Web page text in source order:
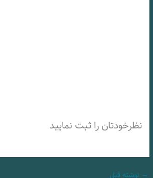
نظرخودتان را ثبت نمایید
→ نوشته قبل